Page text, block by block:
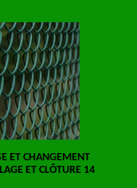
ET CHANGEMENT
ET CLÔTURE 14